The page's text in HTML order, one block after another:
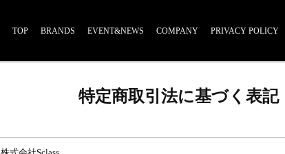
TOP BRANDS EVENT&NEWS COMPANY PRIVACY POLICY
特定商取引法に基づく表記